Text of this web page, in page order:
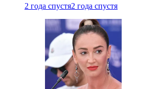
2 года спустя2 года спустя